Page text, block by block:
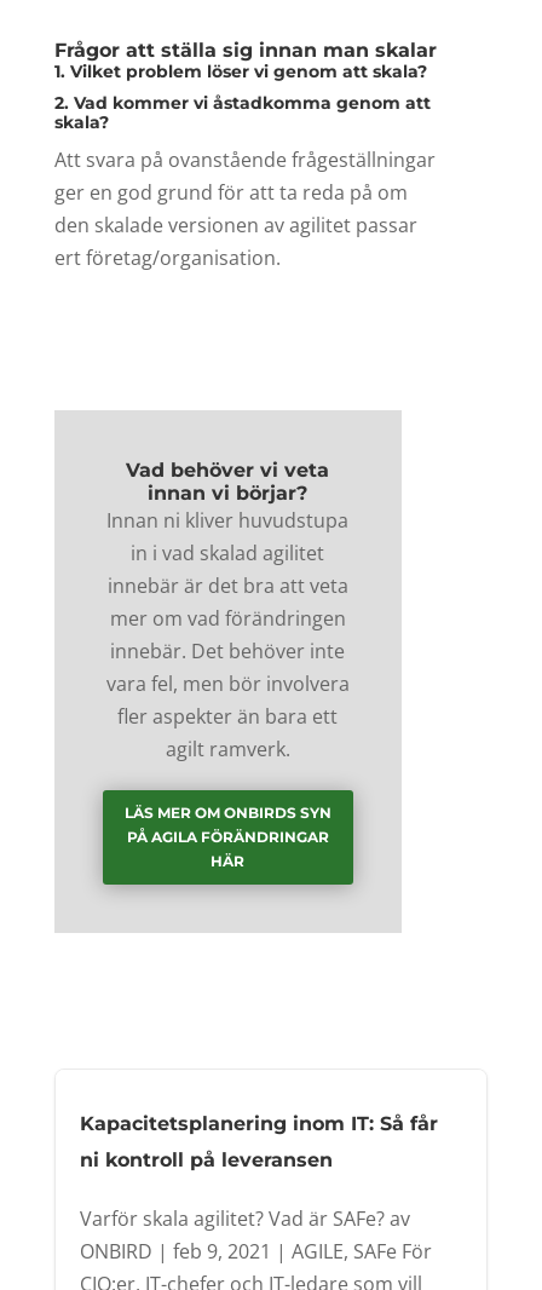
Frågor att ställa sig innan man skalar
1. Vilket problem löser vi genom att skala?
2. Vad kommer vi åstadkomma genom att
skala?
Att svara på ovanstående frågeställningar
ger en god grund för att ta reda på om
den skalade versionen av agilitet passar
ert företag/organisation.
Vad behöver vi veta
innan vi börjar?
Innan ni kliver huvudstupa
in i vad skalad agilitet
innebär är det bra att veta
mer om vad förändringen
innebär. Det behöver inte
vara fel, men bör involvera
fler aspekter än bara ett
agilt ramverk.
LÄS MER OM ONBIRDS SYN
PÅ AGILA FÖRÄNDRINGAR
HÄR
Kapacitetsplanering inom IT: Så får
ni kontroll på leveransen
Varför skala agilitet? Vad är SAFe? av
ONBIRD | feb 9, 2021 | AGILE, SAFe För
CIO:er, IT-chefer och IT-ledare som vill